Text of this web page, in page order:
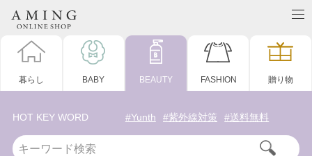
暮らし BABY BEAUTY FASHION 贈り物
HOT KEY WORD #Yunth #紫外線対策 #送料無料